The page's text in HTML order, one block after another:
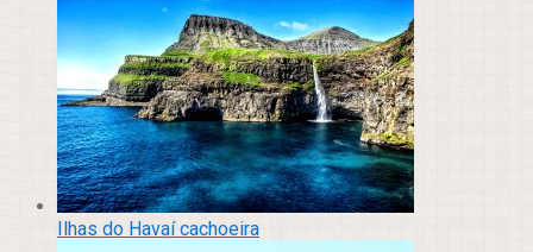
Ilhas do Havaí cachoeira